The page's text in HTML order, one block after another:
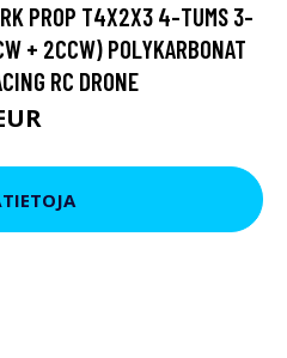
PROP T4X2X3 4-TUMS 3-
+ 2CCW) POLYKARBONAT
RC DRONE